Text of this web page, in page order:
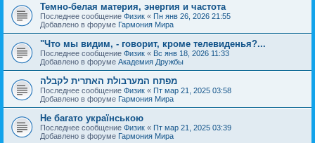
Темно-белая материя, энергия и частота
Последнее сообщение Физик « Пн янв 26, 2026 21:55
Добавлено в форуме Гармония Мира
"Что мы видим, - говорит, кроме телевиденья?...
Последнее сообщение Физик « Вс янв 18, 2026 11:33
Добавлено в форуме Академия Дружбы
מפתח המערבולת האתרית לקבלה
Последнее сообщение Физик « Пт мар 21, 2025 03:58
Добавлено в форуме Гармония Мира
Не багато українською
Последнее сообщение Физик « Пт мар 21, 2025 03:39
Добавлено в форуме Гармония Мира